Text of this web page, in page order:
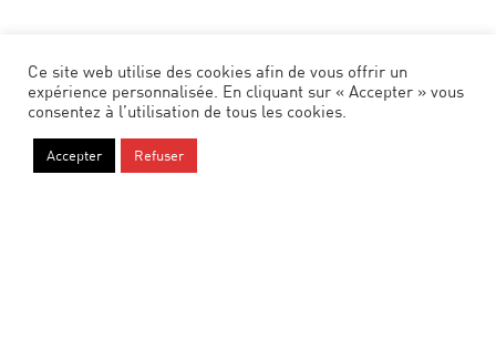
Ce site web utilise des cookies afin de vous offrir un
expérience personnalisée. En cliquant sur « Accepter » vous
consentez à l’utilisation de tous les cookies.
Accepter Refuser